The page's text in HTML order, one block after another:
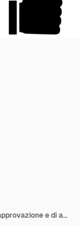
Come un pollice in su, un gesto simbolo di approvazione e di accordo.